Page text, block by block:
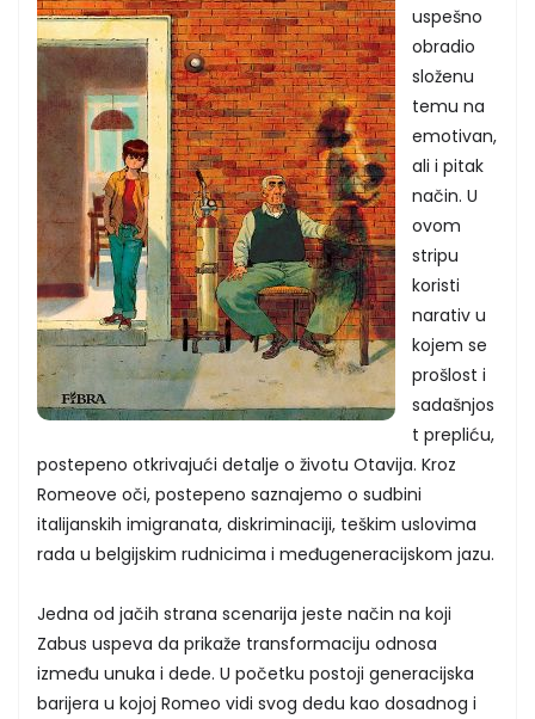
uspešno
obradio
složenu
temu na
emotivan,
ali i pitak
način. U
ovom
stripu
koristi
narativ u
kojem se
prošlost i
sadašnjos
t prepliću,
postepeno otkrivajući detalje o životu Otavija. Kroz
Romeove oči, postepeno saznajemo o sudbini
italijanskih imigranata, diskriminaciji, teškim uslovima
rada u belgijskim rudnicima i međugeneracijskom jazu.
Jedna od jačih strana scenarija jeste način na koji
Zabus uspeva da prikaže transformaciju odnosa
između unuka i dede. U početku postoji generacijska
barijera u kojoj Romeo vidi svog dedu kao dosadnog i